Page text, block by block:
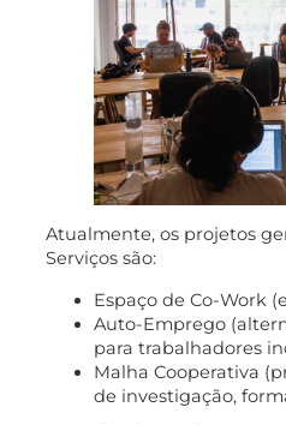
Atualmente, os projetos
Serviços são:
Espaço de Co-Work
Auto-Emprego
para trabalhadores
Malha Cooperativa
de investigação,